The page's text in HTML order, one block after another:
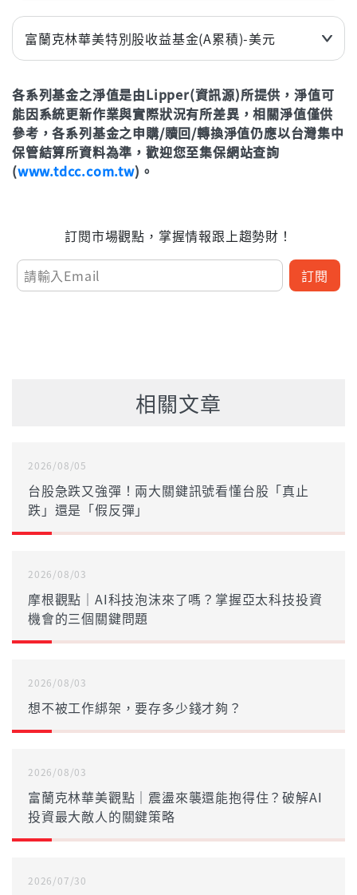
近3年
8.21%
年初至今
-2.96%
立即申購
近6個月
-2.72%
近1年(%)
-0.43%
近2年(%)
3.80%
近3年
11.05%
年初至今
-1.38%
富蘭克林華美特別股收益基金(A累積)-美元
近6個月
-4.51%
近1年(%)
-2.77%
近2年(%)
近3年
立即申購
各系列基金之淨值是由Lipper(資訊源)所提供，淨值可
能因系統更新作業與實際狀況有所差異，相關淨值僅供
參考，各系列基金之申購/贖回/轉換淨值仍應以台灣集中
保管結算所資料為準，歡迎您至集保網站查詢
(www.tdcc.com.tw)。
訂閱市場觀點，掌握情報跟上趨勢財！
訂閱
相關文章
2026/08/05
台股急跌又強彈！兩大關鍵訊號看懂台股「真止
跌」還是「假反彈」
2026/08/03
摩根觀點｜AI科技泡沫來了嗎？掌握亞太科技投資
機會的三個關鍵問題
2026/08/03
想不被工作綁架，要存多少錢才夠？
2026/08/03
富蘭克林華美觀點｜震盪來襲還能抱得住？破解AI
投資最大敵人的關鍵策略
2026/07/30